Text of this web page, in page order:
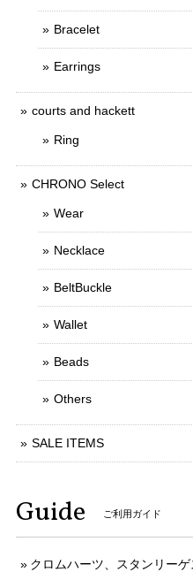
Bracelet
Earrings
courts and hackett
Ring
CHRONO Select
Wear
Necklace
BeltBuckle
Wallet
Beads
Others
SALE ITEMS
Guide ご利用ガイド
クロムハーツ、スタンリー